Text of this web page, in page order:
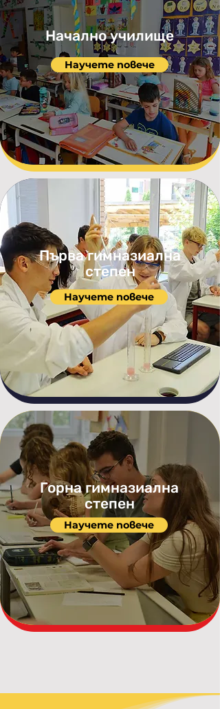
Начално училище
Научете повече
Първа гимназиална
степен
Научете повече
Горна гимназиална
степен
Научете повече